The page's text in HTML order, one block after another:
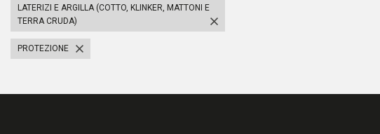
LATERIZI E ARGILLA (COTTO, KLINKER, MATTONI E
TERRA CRUDA)
PROTEZIONE